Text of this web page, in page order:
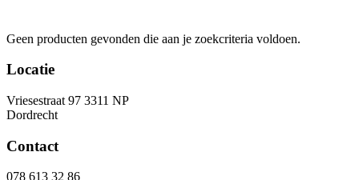
Geen producten gevonden die aan je zoekcriteria voldoen.
Locatie
Vriesestraat 97 3311 NP
Dordrecht
Contact
078 613 32 86